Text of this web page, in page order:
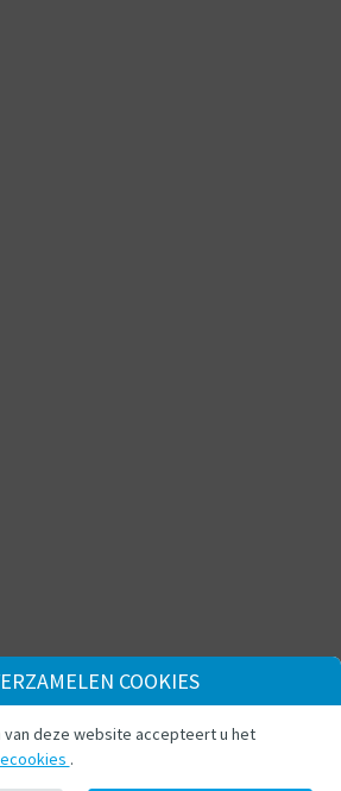
COOKIES
van deze website accepteert u het
.